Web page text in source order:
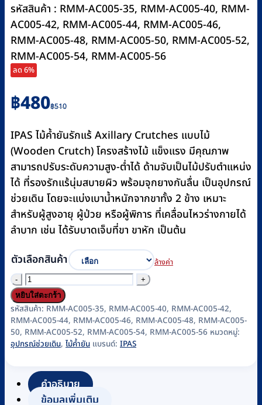
รหัสสินค้า : RMM-AC005-35, RMM-AC005-40, RMM-
AC005-42, RMM-AC005-44, RMM-AC005-46,
RMM-AC005-48, RMM-AC005-50, RMM-AC005-52,
RMM-AC005-54, RMM-AC005-56
ลด 6%
฿510
Original
price
was:
฿510.
฿480
Current
price
is:
฿480.
IPAS ไม้ค้ำยันรักแร้ Axillary Crutches แบบไม้
(Wooden Crutch) โครงสร้างไม้ แข็งแรง มีคุณภาพ
สามารถปรับระดับความสูง-ต่ำได้ ด้ามจับเป็นไม้ปรับตำแหน่ง
ได้ ที่รองรักแร้นุ่มสบายผิว พร้อมจุกยางกันลื่น เป็นอุปกรณ์
ช่วยเดิน โดยจะแบ่งเบาน้ำหนักจากขาทั้ง 2 ข้าง เหมาะ
สำหรับผู้สูงอายุ ผู้ป่วย หรือผู้พิการ ที่เคลื่อนไหวร่างกายได้
ลำบาก เช่น ได้รับบาดเจ็บที่ขา ขาหัก เป็นต้น
ตัวเลือกสินค้า
ล้างค่า
จำนวน
ไม้
เท้า
ค้ำ
ยัน
แบบ
ไม้
หยิบใส่ตะกร้า
รหัสสินค้า: RMM-AC005-35, RMM-AC005-40, RMM-AC005-42,
RMM-AC005-44, RMM-AC005-46, RMM-AC005-48, RMM-AC005-
50, RMM-AC005-52, RMM-AC005-54, RMM-AC005-56 หมวดหมู่:
อุปกรณ์ช่วยเดิน, ไม้ค้ำยัน แบรนด์: IPAS
คำอธิบาย
ข้อมูลเพิ่มเติม